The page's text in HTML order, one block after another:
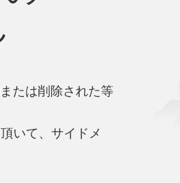
たは削除された等
いて、サイドメ